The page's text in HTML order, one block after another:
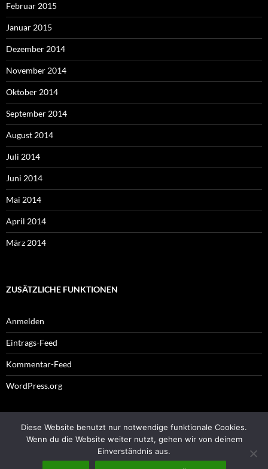
Februar 2015
Januar 2015
Dezember 2014
November 2014
Oktober 2014
September 2014
August 2014
Juli 2014
Juni 2014
Mai 2014
April 2014
März 2014
ZUSÄTZLICHE FUNKTIONEN
Anmelden
Eintrags-Feed
Kommentar-Feed
WordPress.org
Impressum
Diese Website benutzt nur notwendige funktionale Cookies.
Wenn du die Website weiter nutzt, gehen wir von deinem
Einverständnis aus.